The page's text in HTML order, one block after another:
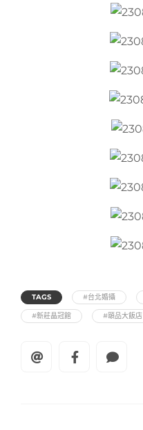
TAGS #台北婚攝
#新莊晶冠館 #頤品大飯店